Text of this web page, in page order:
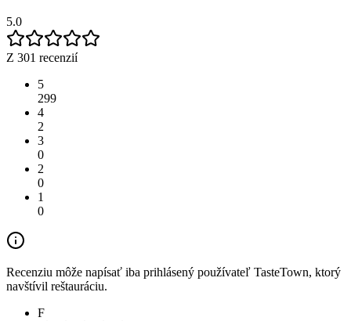
5.0
Z 301 recenzií
5
299
4
2
3
0
2
0
1
0
Recenziu môže napísať iba prihlásený používateľ TasteTown, ktorý
navštívil reštauráciu.
F